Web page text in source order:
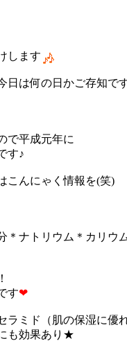
します
日は何の日かご存知で
で平成元年に
す♪
こんにゃく情報を(笑)
＊ナトリウム＊カリウ
す❤
ラミド（肌の保湿に優
も効果あり★